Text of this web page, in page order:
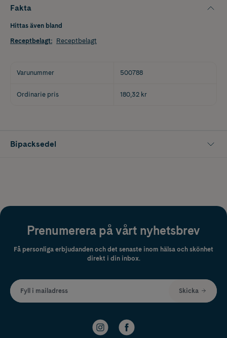
Fakta
Hittas även bland
Receptbelagt: Receptbelagt
Varunummer 500788
Ordinarie pris 180,32 kr
Bipacksedel
Prenumerera på vårt nyhetsbrev
Få personliga erbjudanden och det senaste inom hälsa och skönhet
direkt i din inbox.
Fyll i mailadress Skicka